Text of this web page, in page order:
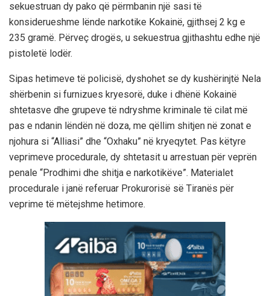
sekuestruan dy pako që përmbanin një sasi të
konsiderueshme lënde narkotike Kokainë, gjithsej 2 kg e
235 gramë. Përveç drogës, u sekuestrua gjithashtu edhe një
pistoletë lodër.
Sipas hetimeve të policisë, dyshohet se dy kushërinjtë Nela
shërbenin si furnizues kryesorë, duke i dhënë Kokainë
shtetasve dhe grupeve të ndryshme kriminale të cilat më
pas e ndanin lëndën në doza, me qëllim shitjen në zonat e
njohura si “Alliasi” dhe “Oxhaku” në kryeqytet. Pas këtyre
veprimeve procedurale, dy shtetasit u arrestuan për veprën
penale “Prodhimi dhe shitja e narkotikëve”. Materialet
procedurale i janë referuar Prokurorisë së Tiranës për
veprime të mëtejshme hetimore.